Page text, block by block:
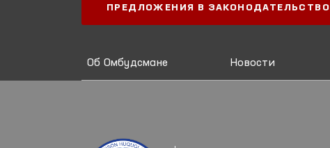
ПРЕДЛОЖЕНИЯ В ЗАКОНОДАТЕЛЬСТВО
Об Омбудсмане Новости